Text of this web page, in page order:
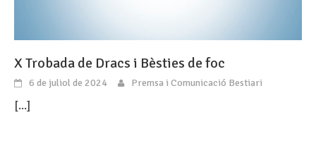
X Trobada de Dracs i Bèsties de foc
6 de juliol de 2024 Premsa i Comunicació Bestiari
[...]